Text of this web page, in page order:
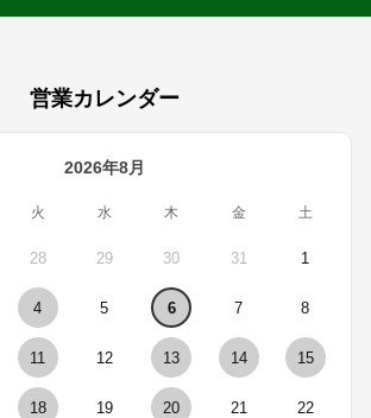
営業カレンダー
2026年8月
火 水 木 金 土
28 29 30 31 1
4 5 6 7 8
11 12 13 14 15
18 19 20 21 22